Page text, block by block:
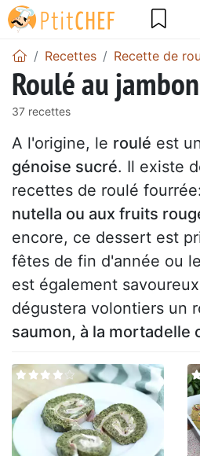
Recettes Recette de
Roulé au jambon
37 recettes
A l'origine, le roulé est
génoise sucré. Il existe
recettes de roulé fourrée:
nutella ou aux fruits
encore, ce dessert est
fêtes de fin d'année ou
est également savoureux
dégustera volontiers un
saumon, à la mortadelle